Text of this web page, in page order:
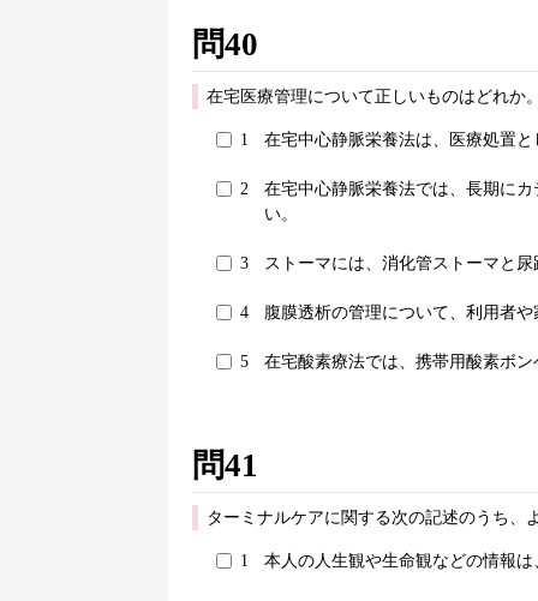
問40
在宅医療管理について正しいものはどれか
1 在宅中心静脈栄養法は、医療処置
2
在宅中心静脈栄養法では、長期に
い。
3 ストーマには、消化管ストーマと
4 腹膜透析の管理について、利用者
5 在宅酸素療法では、携帯用酸素ボ
問41
ターミナルケアに関する次の記述のうち、
1 本人の人生観や生命観などの情報